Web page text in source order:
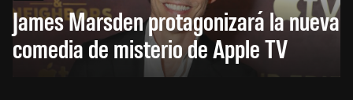
James Marsden protagonizará la nueva
comedia de misterio de Apple TV